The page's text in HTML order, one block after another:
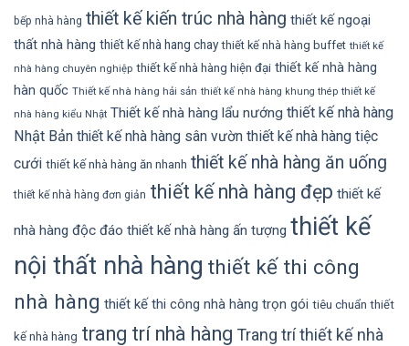
bếp nhà hàng thiết kế kiến trúc nhà hàng thiết kế ngoại
thất nhà hàng thiết kế nhà hang chay thiết kế nhà hàng buffet thiết kế
nhà hàng chuyên nghiệp thiết kế nhà hàng hiện đại thiết kế nhà hàng
hàn quốc Thiết kế nhà hàng hải sản thiết kế nhà hàng khung thép thiết kế
nhà hàng kiểu Nhật Thiết kế nhà hàng lẩu nướng thiết kế nhà hàng
Nhật Bản thiết kế nhà hàng sân vườn thiết kế nhà hàng tiệc
cưới thiết kế nhà hàng ăn nhanh thiết kế nhà hàng ăn uống
thiết kế nhà hàng đơn giản thiết kế nhà hàng đẹp thiết kế
nhà hàng độc đáo thiết kế nhà hàng ấn tượng thiết kế
nội thất nhà hàng thiết kế thi công
nhà hàng thiết kế thi công nhà hàng trọn gói tiêu chuẩn thiết
kế nhà hàng trang trí nhà hàng Trang trí thiết kế nhà